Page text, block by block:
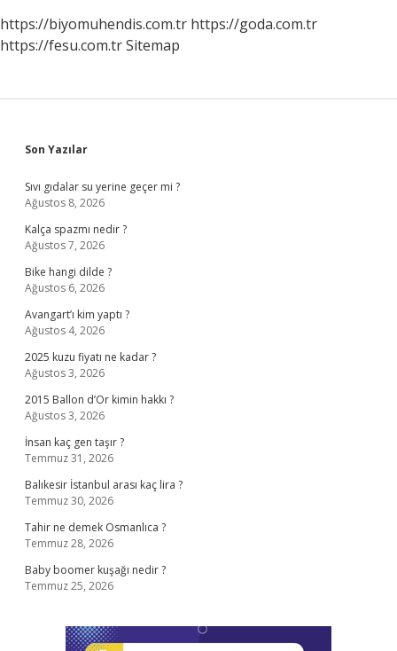
https://biyomuhendis.com.tr https://goda.com.tr
https://fesu.com.trSitemap
Sidebar
Son Yazılar
Sıvı gıdalar su yerine geçer mi ?
Ağustos 8, 2026
Kalça spazmı nedir ?
Ağustos 7, 2026
Bike hangi dilde ?
Ağustos 6, 2026
Avangart’ı kim yaptı ?
Ağustos 4, 2026
2025 kuzu fiyatı ne kadar ?
Ağustos 3, 2026
2015 Ballon d’Or kimin hakkı ?
Ağustos 3, 2026
İnsan kaç gen taşır ?
Temmuz 31, 2026
Balıkesir İstanbul arası kaç lira ?
Temmuz 30, 2026
Tahir ne demek Osmanlıca ?
Temmuz 28, 2026
Baby boomer kuşağı nedir ?
Temmuz 25, 2026